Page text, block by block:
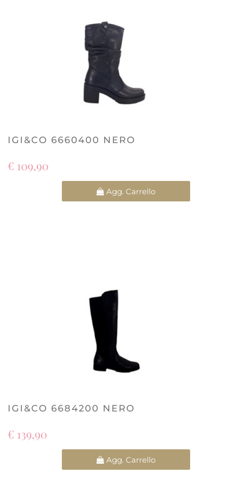
IGI&CO 6660400 NERO
€ 109,90
Agg. Carrello
IGI&CO 6684200 NERO
€ 139,90
Agg. Carrello